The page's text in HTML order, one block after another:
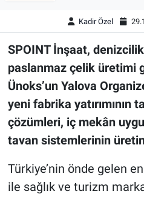
Kadir Özel
SPOINT İnşaat,
paslanmaz çelik üretimi
Ünoks’un Yalova
yeni fabrika yatırımının
çözümleri, iç mekân
tavan sistemlerinin
Türkiye’nin önde gelen
ile sağlık ve turizm